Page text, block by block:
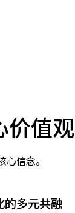
价值观
信念。
的多元共融